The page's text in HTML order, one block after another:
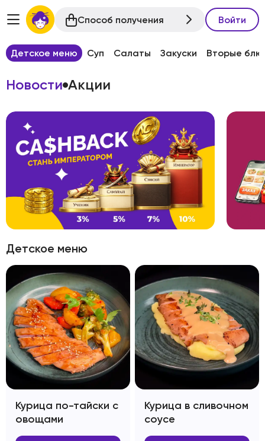
Способ получения Войти
Детское меню Суп Салаты Закуски Вторые
Новости Акции
Детское меню
Курица по-тайски с
овощами
Курица в сливочном
соусе